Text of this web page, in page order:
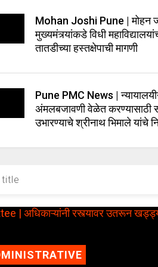
Mohan Joshi Pune | मोहन
मुख्यमंत्र्यांकडे विधी
तातडीच्या हस्तक्षेपाची मागणी
Pune PMC News |
अंमलबजावणी वेळेत करण्यासाठी
उभारण्याचे श्रीनाथ भिमाले यांचे